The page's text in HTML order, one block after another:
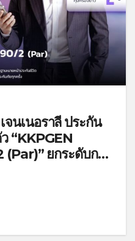
นเนอราลี่ ประกัน
“KKPGEN
ยกระดับการ
สมดุลชีวิตและ